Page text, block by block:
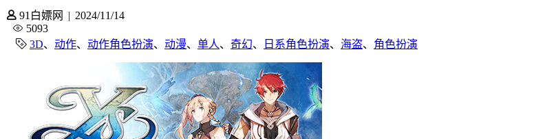
91白嫖网 | 2024/11/14
5093
3D、 动作、 动作角色扮演、 动漫、 单人、 奇幻、 日系角色扮演、 海盗、 角色扮演